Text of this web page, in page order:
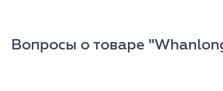
Вопросы о товаре